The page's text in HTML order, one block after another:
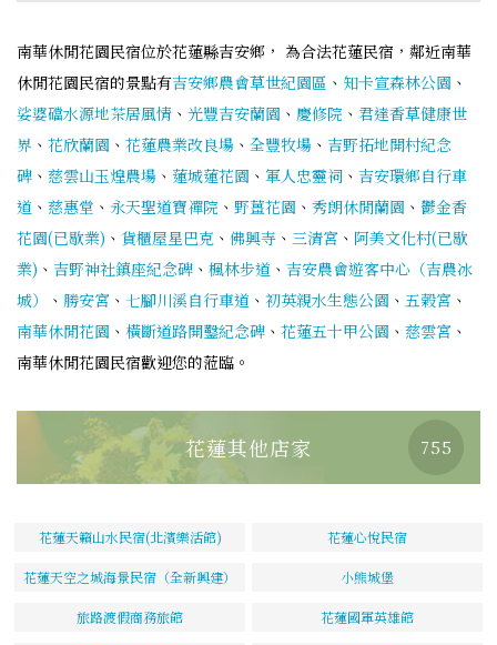
南華休閒花園民宿位於花蓮縣吉安鄉， 為合法花蓮民宿，鄰近南華
休閒花園民宿的景點有吉安鄉農會草世紀園區 、 知卡宣森林公園 、
娑婆礑水源地茶居風情 、 光豐吉安蘭園 、 慶修院 、 君達香草健康世
界 、 花欣蘭園 、 花蓮農業改良場 、 全豐牧場 、 吉野拓地開村紀念
碑 、 慈雲山玉煌農場 、 蓮城蓮花園 、 軍人忠靈祠 、 吉安環鄉自行車
道 、 慈惠堂 、 永天聖道寶禪院 、 野薑花園 、 秀朗休閒蘭園 、 鬱金香
花園(已歇業) 、 貨櫃屋星巴克 、 佛興寺 、 三清宮 、 阿美文化村(已歇
業) 、 吉野神社鎮座紀念碑 、 楓林步道 、 吉安農會遊客中心（吉農冰
城）
、 勝安宮 、 七腳川溪自行車道 、 初英親水生態公園 、 五榖宮 、
南華休閒花園 、 橫斷道路開鑿紀念碑 、 花蓮五十甲公園 、 慈雲宮 、
南華休閒花園民宿歡迎您的蒞臨。
花蓮其他店家 755
花蓮天籟山水民宿(北濱樂活館) 花蓮心悅民宿
花蓮天空之城海景民宿（全新興建） 小熊城堡
旅路渡假商務旅館 花蓮國軍英雄館